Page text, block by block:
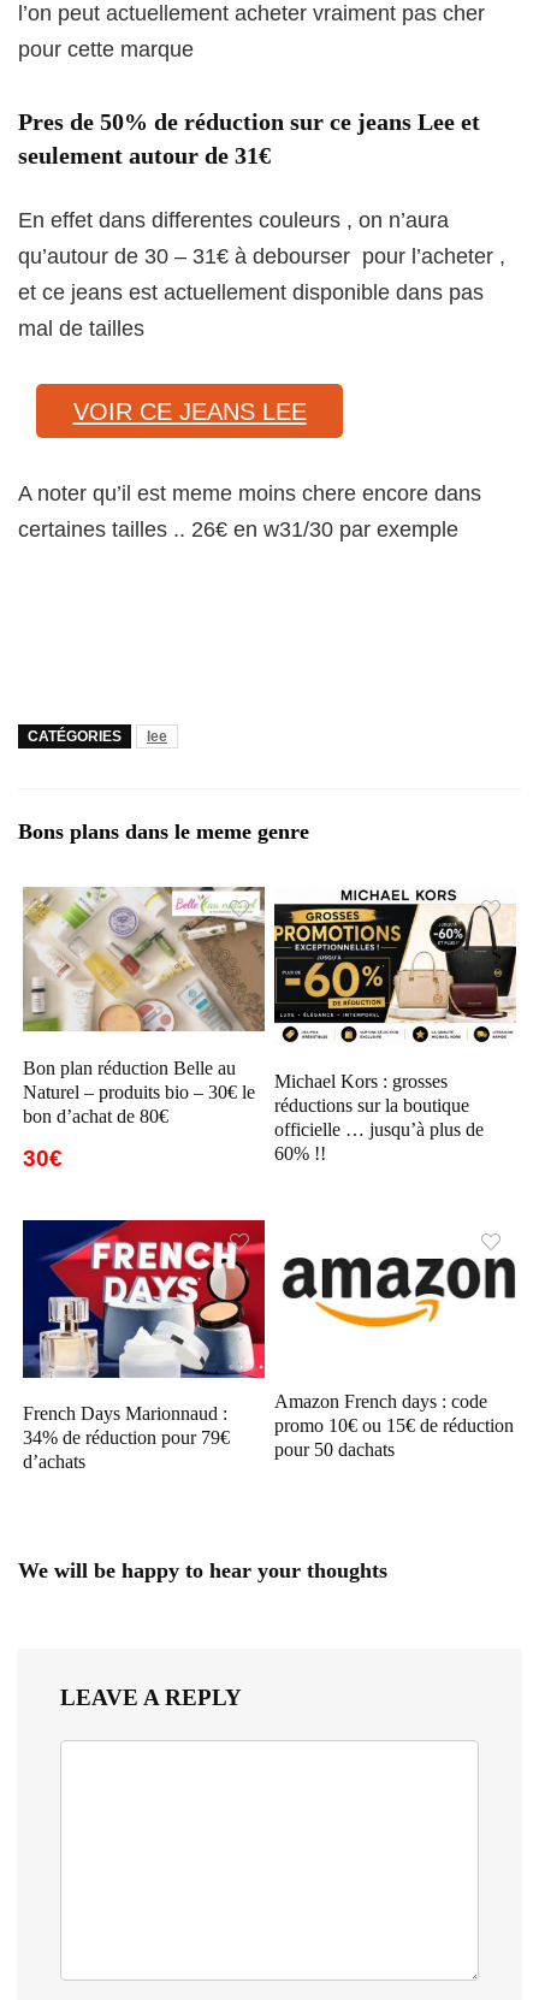
l’on peut actuellement acheter vraiment pas cher
pour cette marque
Pres de 50% de réduction sur ce jeans Lee et
seulement autour de 31€
En effet dans differentes couleurs , on n’aura
qu’autour de 30 – 31€ à debourser pour l’acheter ,
et ce jeans est actuellement disponible dans pas
mal de tailles
VOIR CE JEANS LEE
A noter qu’il est meme moins chere encore dans
certaines tailles .. 26€ en w31/30 par exemple
CATÉGORIES lee
Bons plans dans le meme genre
Bon plan réduction Belle au
Naturel – produits bio – 30€ le
bon d’achat de 80€
30€
Michael Kors : grosses
réductions sur la boutique
officielle … jusqu’à plus de
60% !!
French Days Marionnaud :
34% de réduction pour 79€
d’achats
Amazon French days : code
promo 10€ ou 15€ de réduction
pour 50 dachats
We will be happy to hear your thoughts
LEAVE A REPLY